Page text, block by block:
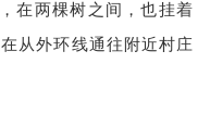
在两棵树之间，也挂着
从外环线通往附近村庄